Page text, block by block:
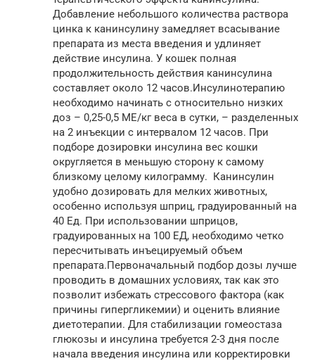
Добавление небольшого количества раствора
цинка к канинсулину замедляет всасывание
препарата из места введения и удлиняет
действие инсулина. У кошек полная
продолжительность действия канинсулина
составляет около 12 часов.Инсулинотерапию
необходимо начинать с относительно низких
доз – 0,25-0,5 МЕ/кг веса в сутки, – разделенных
на 2 инъекции с интервалом 12 часов. При
подборе дозировки инсулина вес кошки
округляется в меньшую сторону к самому
близкому целому килограмму. Канинсулин
удобно дозировать для мелких животных,
особенно используя шприц, градуированный на
40 Ед. При использовании шприцов,
градуированных на 100 ЕД, необходимо четко
пересчитывать инъецируемый объем
препарата.Первоначальный подбор дозы лучше
проводить в домашних условиях, так как это
позволит избежать стрессового фактора (как
причины гипергликемии) и оценить влияние
диетотерапии. Для стабилизации гомеостаза
глюкозы и инсулина требуется 2-3 дня после
начала введения инсулина или корректировки